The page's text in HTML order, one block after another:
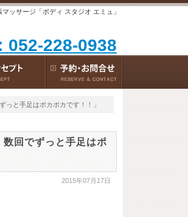
ッサージ「ボディ スタジオ エミュ」
052-228-0938
と手足はポカポカです！！」
回でずっと手足はポ
2015年07月17日